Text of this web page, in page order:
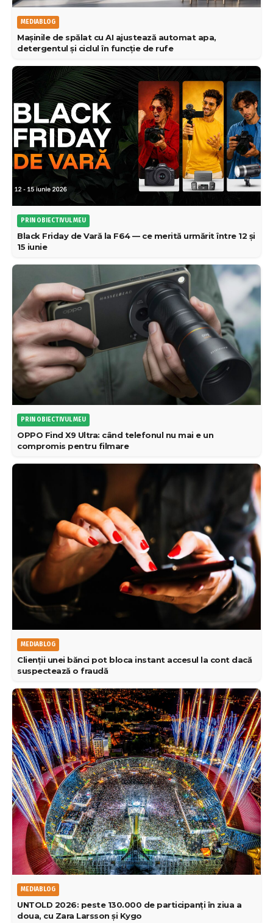
MEDIABLOG
Mașinile de spălat cu AI ajustează automat apa,
detergentul și ciclul în funcție de rufe
PRIN OBIECTIVUL MEU
Black Friday de Vară la F64 — ce merită urmărit între 12 și
15 iunie
PRIN OBIECTIVUL MEU
OPPO Find X9 Ultra: când telefonul nu mai e un
compromis pentru filmare
MEDIABLOG
Clienții unei bănci pot bloca instant accesul la cont dacă
suspectează o fraudă
MEDIABLOG
UNTOLD 2026: peste 130.000 de participanți în ziua a
doua, cu Zara Larsson și Kygo